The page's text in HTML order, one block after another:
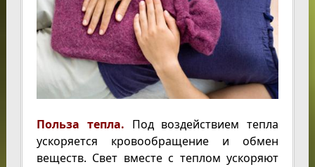
Польза тепла. Под воздействием тепла
ускоряется кровообращение и обмен
веществ. Свет вместе с теплом ускоряют